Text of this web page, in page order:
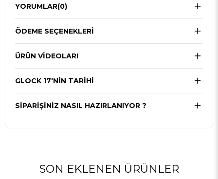
YORUMLAR(0)
ÖDEME SEÇENEKLERI
ÜRÜN VİDEOLARI
GLOCK 17'NIN TARIHI
SIPARIŞINIZ NASIL HAZIRLANIYOR ?
SON EKLENEN ÜRÜNLER